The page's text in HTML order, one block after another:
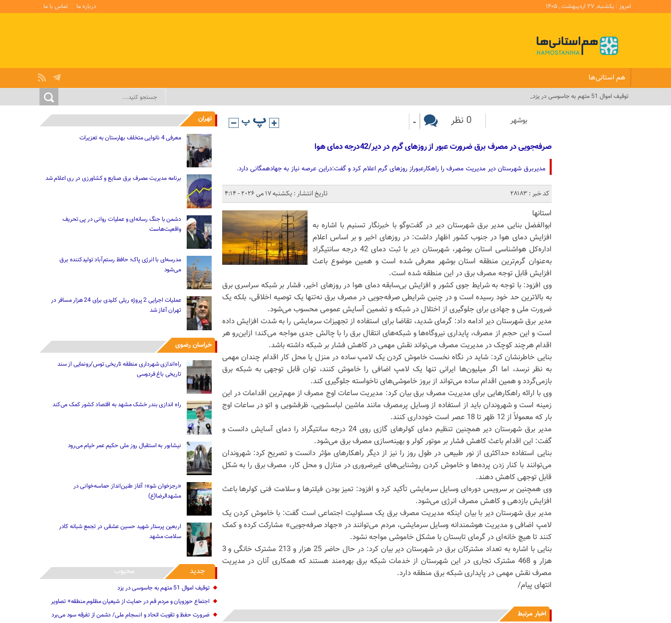
امروز : یکشنبه, ۲۷ اردیبهشت , ۱۴۰۵ درباره ما تماس با ما
هم استانی‌ها
اج_
بوشهر 0 نظر -
صرفه‌جویی در مصرف برق ضرورت عبور از روزهای گرم در دیر/42درجه دمای هوا
مدیربرق شهرستان دیر مدیریت مصرف را راهکارعبوراز روزهای گرم اعلام کرد و گفت:دراین عرصه نیاز به جهادهمگانی دارد.
کد خبر : 28183
تاریخ انتشار : یکشنبه 17 می 2026 - 4:14
استانها
ابوالفضل بنایی مدیر برق شهرستان دیر در گفت‌وگو با خبرنگار تسنیم با اشاره به
افزایش دمای هوا در جنوب کشور اظهار داشت: در روزهای اخیر و بر اساس اعلام
اداره‌کل هواشناسی استان بوشهر، شهرستان دیر با ثبت دمای 42 درجه سانتیگراد
به‌عنوان گرم‌ترین منطقه استان بوشهر معرفی شده است و همین موضوع باعث
افزایش قابل توجه مصرف برق در این منطقه شده است.
وی افزود: با توجه به شرایط جوی کشور و افزایش بی‌سابقه دمای هوا در روزهای اخیر، فشار بر شبکه سراسری برق
به بالاترین حد خود رسیده است و در چنین شرایطی صرفه‌جویی در مصرف برق نه‌تنها یک توصیه اخلاقی، بلکه یک
ضرورت ملی و جهادی برای جلوگیری از اختلال در شبکه و تضمین آسایش عمومی محسوب می‌شود.
مدیر برق شهرستان دیر ادامه داد: گرمای شدید، تقاضا برای استفاده از تجهیزات سرمایشی را به شدت افزایش داده
است و این حجم از مصرف، پایداری نیروگاه‌ها و شبکه‌های انتقال برق را با چالش جدی مواجه می‌کند؛ ازاین‌رو هر
اقدام هرچند کوچک در مدیریت مصرف می‌تواند نقش مهمی در کاهش فشار بر شبکه داشته باشد.
بنایی خاطرنشان کرد: شاید در نگاه نخست خاموش کردن یک لامپ ساده در منزل یا محل کار اقدام چندان مهمی
به نظر نرسد، اما اگر میلیون‌ها ایرانی تنها یک لامپ اضافی را خاموش کنند، توان قابل توجهی به شبکه برق
بازمی‌گردد و همین اقدام ساده می‌تواند از بروز خاموشی‌های ناخواسته جلوگیری کند.
وی با ارائه راهکارهایی برای مدیریت مصرف برق بیان کرد: مدیریت ساعات اوج مصرف از مهم‌ترین اقدامات در این
زمینه است و شهروندان باید از استفاده از وسایل پرمصرف مانند ماشین لباسشویی، ظرفشویی و اتو در ساعات اوج
بار که معمولاً از 12 ظهر تا 18 عصر است خودداری کنند.
مدیر برق شهرستان دیر همچنین تنظیم دمای کولرهای گازی روی 24 درجه سانتیگراد را دمای آسایش دانست و
گفت: این اقدام باعث کاهش فشار بر موتور کولر و بهینه‌سازی مصرف برق می‌شود.
بنایی استفاده حداکثری از نور طبیعی در طول روز را نیز از دیگر راهکارهای مؤثر دانست و تصریح کرد: شهروندان
می‌توانند با کنار زدن پرده‌ها و خاموش کردن روشنایی‌های غیرضروری در منازل و محل کار، مصرف برق را به شکل
قابل توجهی کاهش دهند.
وی همچنین بر سرویس دوره‌ای وسایل سرمایشی تأکید کرد و افزود: تمیز بودن فیلترها و سلامت فنی کولرها باعث
افزایش بازدهی و کاهش مصرف انرژی می‌شود.
مدیر برق شهرستان دیر با بیان اینکه مدیریت مصرف برق یک مسئولیت اجتماعی است گفت: با خاموش کردن یک
لامپ اضافی و مدیریت هوشمندانه وسایل سرمایشی، مردم می‌توانند در «جهاد صرفه‌جویی» مشارکت کرده و کمک
کنند تا هیچ خانه‌ای در گرمای تابستان با مشکل خاموشی مواجه نشود.
بنایی با اشاره به تعداد مشترکان برق در شهرستان دیر بیان کرد: در حال حاضر 25 هزار و 213 مشترک خانگی و 3
هزار و 468 مشترک تجاری در این شهرستان از خدمات شبکه برق بهره‌مند هستند که همکاری آنان در مدیریت
مصرف نقش مهمی در پایداری شبکه برق منطقه دارد.
انتهای پیام/
اخبار مرتبط
تهران
معرفی 4 نانوایی متخلف بهارستان به تعزیرات
برنامه مدیریت مصرف برق صنایع و کشاورزی در ری اعلام شد
دشمن با جنگ رسانه‌ای و عملیات روانی در پی تحریف
واقعیت‌هاست
مدرسه‌ای با انرژی پاک؛ حافظ رستم‌آباد تولیدکننده برق
می‌شود
عملیات اجرایی 2 پروژه ریلی کلیدی برای 24 هزار مسافر در
تهران آغاز شد
خراسان رضوی
راه‌اندازی شهرداری منطقه تاریخی توس/رونمایی از سند
تاریخی باغ فردوسی
راه اندازی بندر خشک مشهد به اقتصاد کشور کمک می‌کند
نیشابور به استقبال روز ملی حکیم عمر خیام می‌رود
«رجزخوان‌ شو»؛ آغاز طنین‌انداز حماسه‌خوانی در
مشهدالرضا(ع)
اربعین پرستار شهید حسین عشقی در تجمع شبانه کادر
سلامت مشهد
جدید محبوب
توقیف اموال 51 متهم به جاسوسی در یزد
اجتماع حوزویان و مردم قم در حمایت از شیعیان مظلوم منطقه+ تصاویر
ضرورت حفظ و تقویت اتحاد و انسجام ملی/ دشمن از تفرقه سود می‌برد